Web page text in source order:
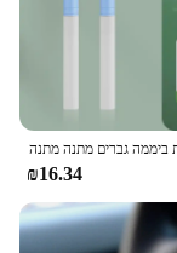
₪16.34